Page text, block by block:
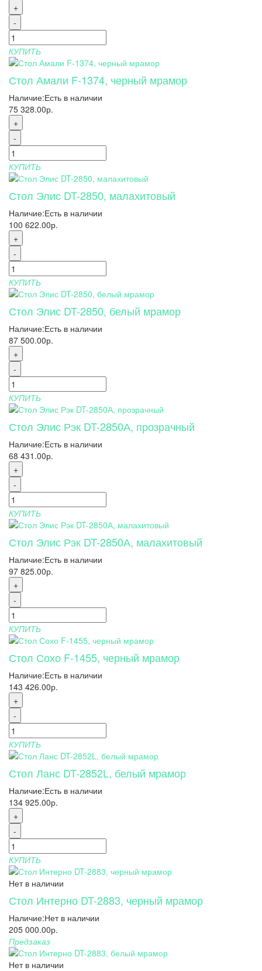
+
-
КУПИТЬ
Стол Амали F-1374, черный мрамор
Наличие:Есть в наличии
75 328.00р.
+
-
КУПИТЬ
Стол Элис DT-2850, малахитовый
Наличие:Есть в наличии
100 622.00р.
+
-
КУПИТЬ
Стол Элис DT-2850, белый мрамор
Наличие:Есть в наличии
87 500.00р.
+
-
КУПИТЬ
Стол Элис Рэк DT-2850А, прозрачный
Наличие:Есть в наличии
68 431.00р.
+
-
КУПИТЬ
Стол Элис Рэк DT-2850А, малахитовый
Наличие:Есть в наличии
97 825.00р.
+
-
КУПИТЬ
Стол Сохо F-1455, черный мрамор
Наличие:Есть в наличии
143 426.00р.
+
-
КУПИТЬ
Стол Ланс DT-2852L, белый мрамор
Наличие:Есть в наличии
134 925.00р.
+
-
КУПИТЬ
Нет в наличии
Стол Интерно DT-2883, черный мрамор
Наличие:Нет в наличии
205 000.00р.
Предзаказ
Нет в наличии